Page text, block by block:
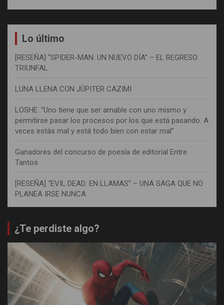
Lo último
[RESEÑA] “SPIDER-MAN: UN NUEVO DÍA” – EL REGRESO
TRIUNFAL
LUNA LLENA CON JÚPITER CAZIMI
LOSHE: “Uno tiene que ser amable con uno mismo y
permitirse pasar los procesos por los que está pasando. A
veces estás mal y está todo bien con estar mal”
Ganadores del concurso de poesía de editorial Entre
Tantos
[RESEÑA] “EVIL DEAD: EN LLAMAS” – UNA SAGA QUE NO
PLANEA IRSE NUNCA
¿Te perdiste algo?